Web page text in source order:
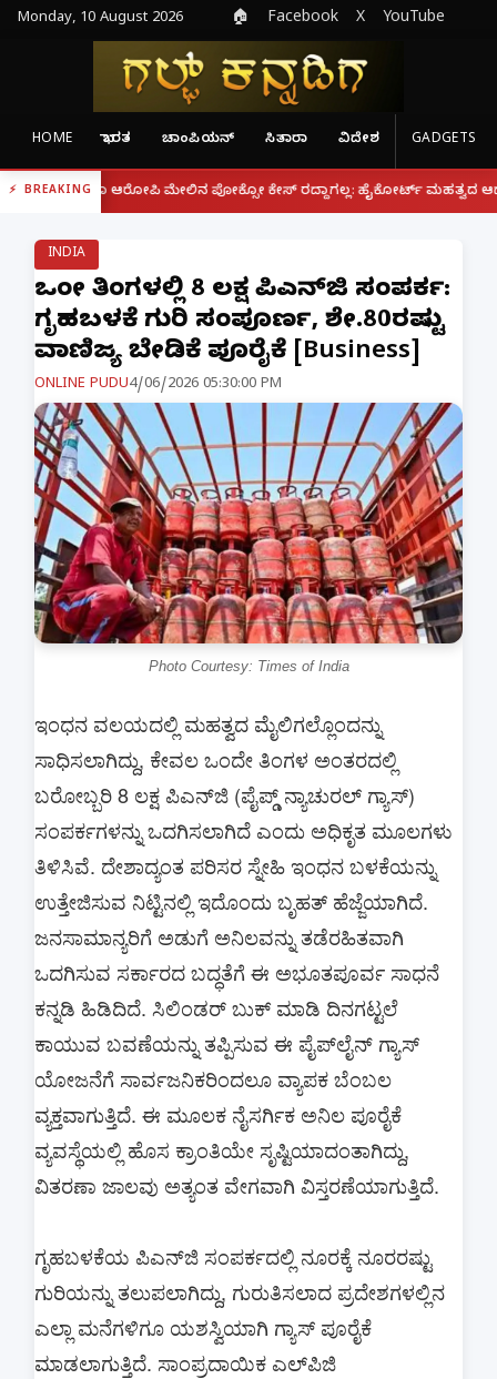
Monday, 10 August 2026 🏠 Facebook X YouTube
HOME ಭಾರತ ಚಾಂಪಿಯನ್ ಸಿತಾರಾ ವಿದೇಶ GADGETS
BREAKING
ಮೇಲಿನ ಪೋಕ್ಸೋ ಕೇಸ್ ರದ್ದಾಗಲ್ಲ: ಹೈಕೋರ್ಟ್ ಮಹತ್ವದ ಆದೇಶ | ಫೋನ್
INDIA
ಒಂದೇ ತಿಂಗಳಲ್ಲಿ 8 ಲಕ್ಷ ಪಿಎನ್‌ಜಿ ಸಂಪರ್ಕ:
ಗೃಹಬಳಕೆ ಗುರಿ ಸಂಪೂರ್ಣ, ಶೇ.80ರಷ್ಟು
ವಾಣಿಜ್ಯ ಬೇಡಿಕೆ ಪೂರೈಕೆ [Business]
ONLINE PUDU4/06/2026 05:30:00 PM
Photo Courtesy: Times of India
ಇಂಧನ ವಲಯದಲ್ಲಿ ಮಹತ್ವದ ಮೈಲಿಗಲ್ಲೊಂದನ್ನು
ಸಾಧಿಸಲಾಗಿದ್ದು, ಕೇವಲ ಒಂದೇ ತಿಂಗಳ ಅಂತರದಲ್ಲಿ
ಬರೋಬ್ಬರಿ 8 ಲಕ್ಷ ಪಿಎನ್‌ಜಿ (ಪೈಪ್ಡ್ ನ್ಯಾಚುರಲ್ ಗ್ಯಾಸ್)
ಸಂಪರ್ಕಗಳನ್ನು ಒದಗಿಸಲಾಗಿದೆ ಎಂದು ಅಧಿಕೃತ ಮೂಲಗಳು
ತಿಳಿಸಿವೆ. ದೇಶಾದ್ಯಂತ ಪರಿಸರ ಸ್ನೇಹಿ ಇಂಧನ ಬಳಕೆಯನ್ನು
ಉತ್ತೇಜಿಸುವ ನಿಟ್ಟಿನಲ್ಲಿ ಇದೊಂದು ಬೃಹತ್ ಹೆಜ್ಜೆಯಾಗಿದೆ.
ಜನಸಾಮಾನ್ಯರಿಗೆ ಅಡುಗೆ ಅನಿಲವನ್ನು ತಡೆರಹಿತವಾಗಿ
ಒದಗಿಸುವ ಸರ್ಕಾರದ ಬದ್ಧತೆಗೆ ಈ ಅಭೂತಪೂರ್ವ ಸಾಧನೆ
ಕನ್ನಡಿ ಹಿಡಿದಿದೆ. ಸಿಲಿಂಡರ್ ಬುಕ್ ಮಾಡಿ ದಿನಗಟ್ಟಲೆ
ಕಾಯುವ ಬವಣೆಯನ್ನು ತಪ್ಪಿಸುವ ಈ ಪೈಪ್‌ಲೈನ್ ಗ್ಯಾಸ್
ಯೋಜನೆಗೆ ಸಾರ್ವಜನಿಕರಿಂದಲೂ ವ್ಯಾಪಕ ಬೆಂಬಲ
ವ್ಯಕ್ತವಾಗುತ್ತಿದೆ. ಈ ಮೂಲಕ ನೈಸರ್ಗಿಕ ಅನಿಲ ಪೂರೈಕೆ
ವ್ಯವಸ್ಥೆಯಲ್ಲಿ ಹೊಸ ಕ್ರಾಂತಿಯೇ ಸೃಷ್ಟಿಯಾದಂತಾಗಿದ್ದು,
ವಿತರಣಾ ಜಾಲವು ಅತ್ಯಂತ ವೇಗವಾಗಿ ವಿಸ್ತರಣೆಯಾಗುತ್ತಿದೆ.
ಗೃಹಬಳಕೆಯ ಪಿಎನ್‌ಜಿ ಸಂಪರ್ಕದಲ್ಲಿ ನೂರಕ್ಕೆ ನೂರರಷ್ಟು
ಗುರಿಯನ್ನು ತಲುಪಲಾಗಿದ್ದು, ಗುರುತಿಸಲಾದ ಪ್ರದೇಶಗಳಲ್ಲಿನ
ಎಲ್ಲಾ ಮನೆಗಳಿಗೂ ಯಶಸ್ವಿಯಾಗಿ ಗ್ಯಾಸ್ ಪೂರೈಕೆ
ಮಾಡಲಾಗುತ್ತಿದೆ. ಸಾಂಪ್ರದಾಯಿಕ ಎಲ್‌ಪಿಜಿ